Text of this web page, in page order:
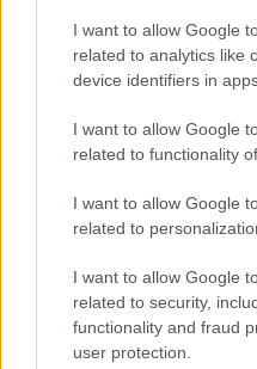
I want to allow Google
related to analytics like
device identifiers in
I want to allow Google
related to functionality
I want to allow Google
related to
I want to allow Google
related to security,
functionality and fraud
user protection.
Fonódó